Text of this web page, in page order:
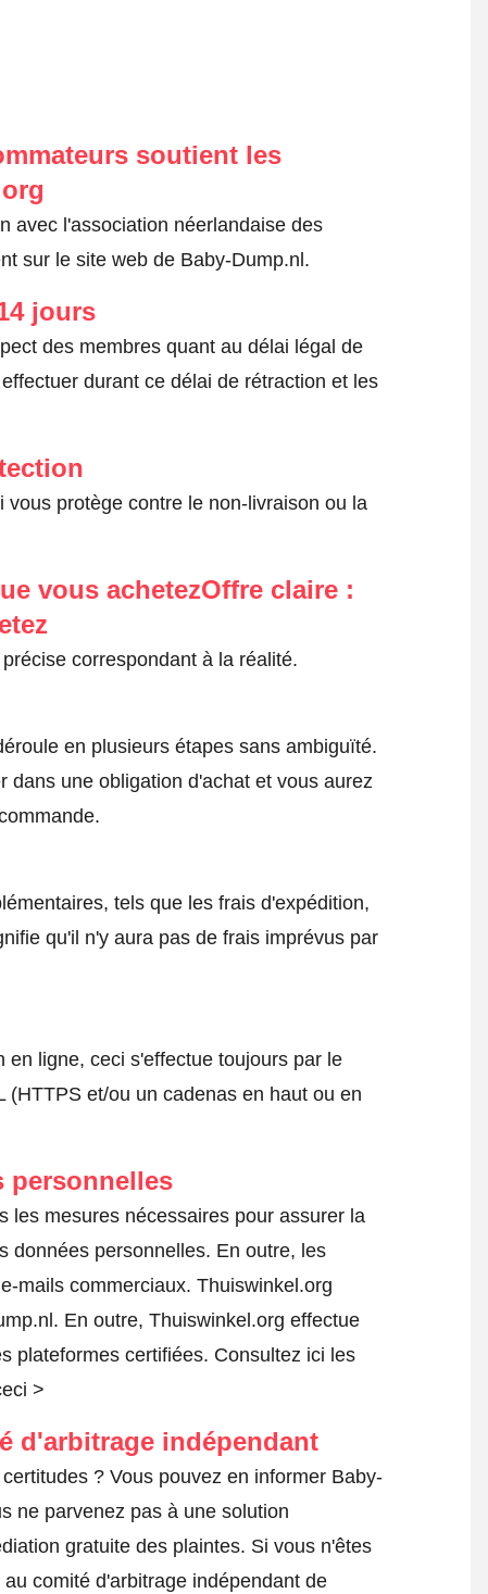
soutient les
avec l'association néerlandaise des
sur le site web de Baby-Dump.nl.
jours
des membres quant au délai légal de
durant ce délai de rétraction et les
protège contre le non-livraison ou la
vous achetezOffre claire :
correspondant à la réalité.
en plusieurs étapes sans ambiguïté.
dans une obligation d'achat et vous aurez
tels que les frais d'expédition,
qu'il n'y aura pas de frais imprévus par
ligne, ceci s'effectue toujours par le
et/ou un cadenas en haut ou en
personnelles
mesures nécessaires pour assurer la
données personnelles. En outre, les
mails commerciaux. Thuiswinkel.org
En outre, Thuiswinkel.org effectue
plateformes certifiées. Consultez ici les
>
d'arbitrage indépendant
? Vous pouvez en informer Baby-
ne parvenez pas à une solution
gratuite des plaintes. Si vous n'êtes
comité d'arbitrage indépendant de